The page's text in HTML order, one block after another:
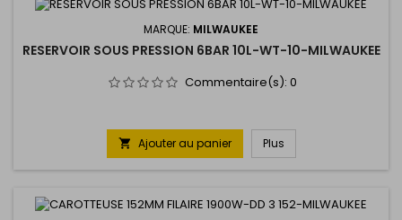
MARQUE: MILWAUKEE
RESERVOIR SOUS PRESSION 6BAR 10L-WT-10-MILWAUKEE
Commentaire(s): 0
 Ajouter au panier Plus